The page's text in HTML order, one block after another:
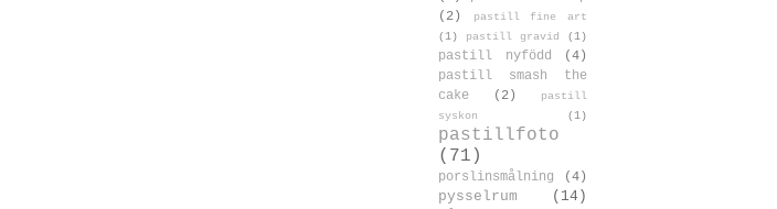
(2)
pastill fine art
(1)
pastill gravid (1)
pastill nyfödd
(4)
pastill smash the
cake
(2)
pastill
syskon
(1)
pastillfoto
(71)
porslinsmålning (4)
pysselrum
(14)